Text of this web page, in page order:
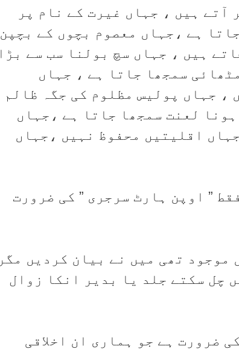
آتے ہیں ، جہاں غیرت کے نام پر
ہے ،جہاں معصوم بچوں کے بچپن
ہیں ، جہاں سچ بولنا سب سے بڑا
سمجھا جاتا ہے ، جہاں
، جہاں پولیس مظلوم کی جگہ ظالم
لعنت سمجھا جاتا ہے ،جہاں
اقلیتیں محفوظ نہیں ،جہاں
” اوپن ہارٹ سرجری ” کی ضرورت
موجود تھی میں نے بیان کردیں مگر
چل سکتے جلد یا بدیر انکا زوال
ضرورت ہے جو ہماری ان اخلاقی